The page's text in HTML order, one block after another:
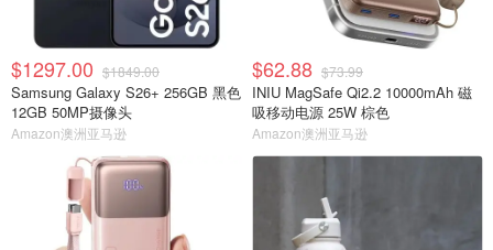
$1297.00 $1849.00
Samsung Galaxy S26+ 256GB 黑色
12GB 50MP摄像头
Amazon澳洲亚马逊
$62.88 $73.99
INIU MagSafe Qi2.2 10000mAh 磁
吸移动电源 25W 棕色
Amazon澳洲亚马逊